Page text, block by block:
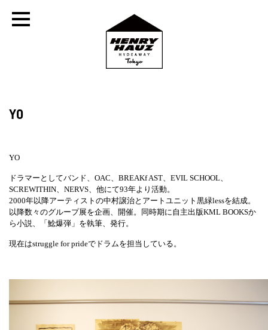
YO
YO
ドラマーとしてバンド、OAC、BREAKf AST、EVIL SCHOOL、
SCREWITHIN、NERVS、他にて93年より活動。
2000年以降アーティストの中村譲治とアートユニット黒緑lessを結成。
以降数々のグループ展を企画、開催。同時期に自主出版KML BOOKSか
ら小説、「鯰爆弾」を執筆、発行。
現在はstruggle for prideでドラムを担当している。